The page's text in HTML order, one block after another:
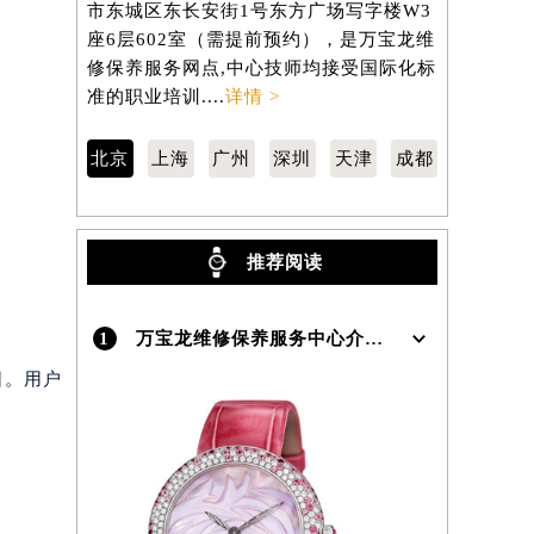
用户
市东城区东长安街1号东方广场写字楼W3
座6层602室（需提前预约），是万宝龙维
修保养服务网点,中心技师均接受国际化标
准的职业培训....详情 >
北京 上海 广州 深圳 天津 成都
推荐阅读
1 万宝龙维修保养服务中心介绍 | Montblanc